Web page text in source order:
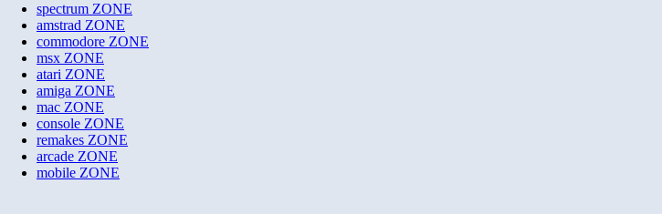
spectrum ZONE
amstrad ZONE
commodore ZONE
msx ZONE
atari ZONE
amiga ZONE
mac ZONE
console ZONE
remakes ZONE
arcade ZONE
mobile ZONE